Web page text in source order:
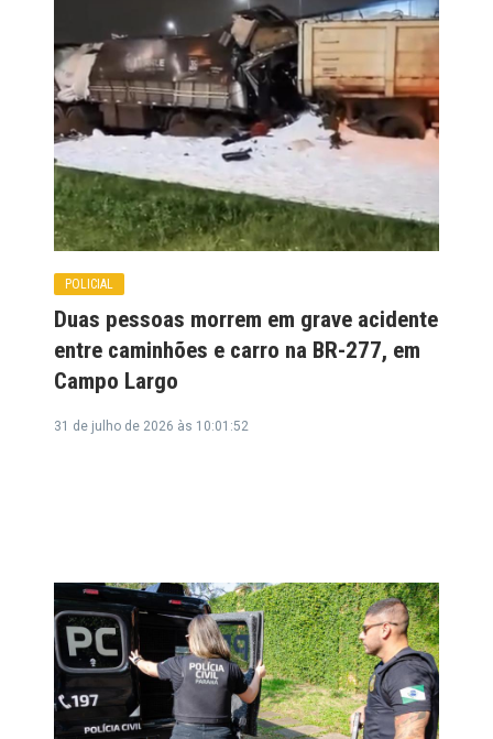
POLICIAL
Duas pessoas morrem em grave acidente
entre caminhões e carro na BR-277, em
Campo Largo
31 de julho de 2026 às 10:01:52